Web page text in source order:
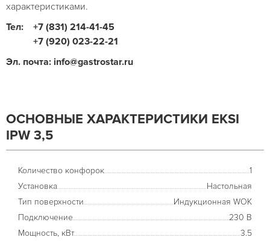
характеристиками.
Тел:
+7 (831) 214-41-45
+7 (920) 023-22-21
Эл. почта: info@gastrostar.ru
ОСНОВНЫЕ ХАРАКТЕРИСТИКИ EKSI
IPW 3,5
Количество конфорок
1
Установка
Настольная
Тип поверхности
Индукционная WOK
Подключение
230 В
Мощность, кВт
3.5